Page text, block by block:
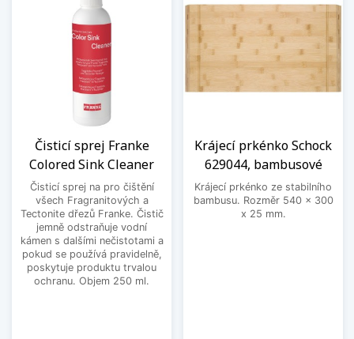
Čisticí sprej Franke
Colored Sink Cleaner
Čisticí sprej na pro čištění
všech Fragranitových a
Tectonite dřezů Franke. Čistič
jemně odstraňuje vodní
kámen s dalšími nečistotami a
pokud se používá pravidelně,
poskytuje produktu trvalou
ochranu. Objem 250 ml.
Krájecí prkénko Schock
629044, bambusové
Krájecí prkénko ze stabilního
bambusu. Rozměr 540 x 300
x 25 mm.